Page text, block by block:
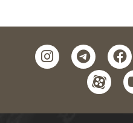
facebook
telegram
instagram
aparat